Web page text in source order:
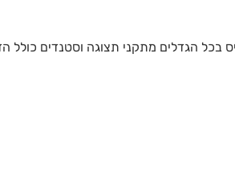
הגדלים מתקני תצוגה וסטנדים כולל